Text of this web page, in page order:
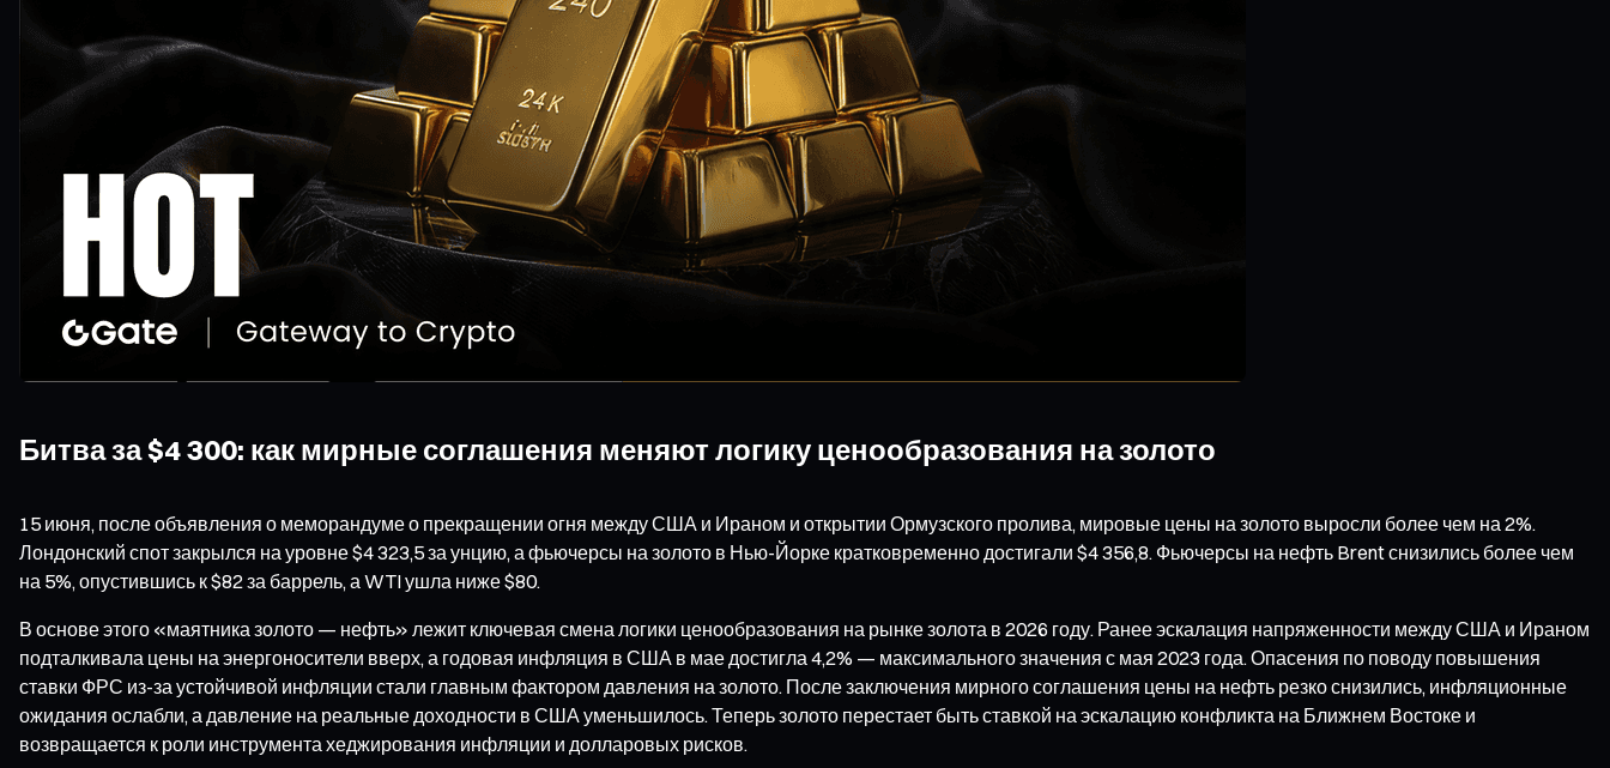
Битва за $4 300: как мирные соглашения меняют логику ценообразования на золото
15 июня, после объявления о меморандуме о прекращении огня между США и Ираном и открытии Ормузского пролива, мировые цены на золото выросли более чем на 2%.
Лондонский спот закрылся на уровне $4 323,5 за унцию, а фьючерсы на золото в Нью-Йорке кратковременно достигали $4 356,8. Фьючерсы на нефть Brent снизились более чем
на 5%, опустившись к $82 за баррель, а WTI ушла ниже $80.
В основе этого «маятника золото — нефть» лежит ключевая смена логики ценообразования на рынке золота в 2026 году. Ранее эскалация напряженности между США и Ираном
подталкивала цены на энергоносители вверх, а годовая инфляция в США в мае достигла 4,2% — максимального значения с мая 2023 года. Опасения по поводу повышения
ставки ФРС из-за устойчивой инфляции стали главным фактором давления на золото. После заключения мирного соглашения цены на нефть резко снизились, инфляционные
ожидания ослабли, а давление на реальные доходности в США уменьшилось. Теперь золото перестает быть ставкой на эскалацию конфликта на Ближнем Востоке и
возвращается к роли инструмента хеджирования инфляции и долларовых рисков.